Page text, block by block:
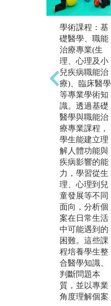
學術課程：基
礎醫學、職能
治療專業(生
理、心理及小
兒疾病職能治
療)、臨床醫學
等專業學術知
識。透過基礎
醫學與職能治
療專業課程，
學生能建立理
解人體功能與
疾病影響的能
力，學習從生
理、心理到兒
童發展等不同
面向，分析個
案在日常生活
中可能遇到的
困難。這些課
程培養學生整
合醫學知識、
判斷問題本
質，並以專業
角度理解個案